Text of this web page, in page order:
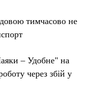
тимчасово не
– Удобне" на
через збій у